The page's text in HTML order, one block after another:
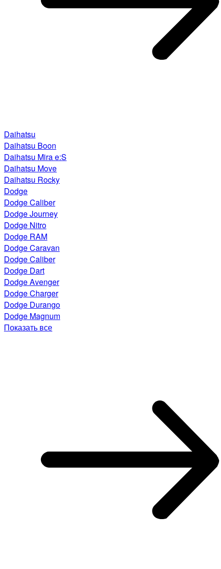
Daihatsu
Daihatsu Boon
Daihatsu Mira e:S
Daihatsu Move
Daihatsu Rocky
Dodge
Dodge Caliber
Dodge Journey
Dodge Nitro
Dodge RAM
Dodge Caravan
Dodge Caliber
Dodge Dart
Dodge Avenger
Dodge Charger
Dodge Durango
Dodge Magnum
Показать все